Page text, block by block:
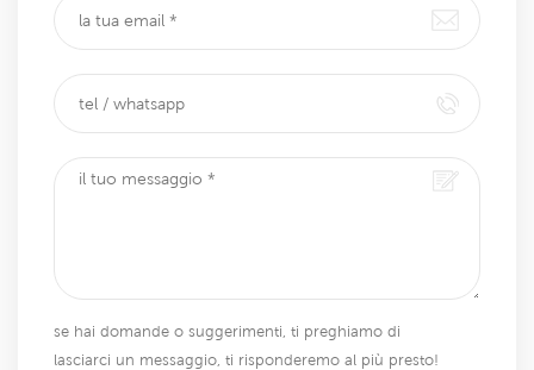
se hai domande o suggerimenti, ti preghiamo di
lasciarci un messaggio, ti risponderemo al più presto!